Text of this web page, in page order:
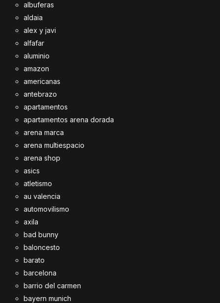
albuferas
aldaia
alex y javi
alfafar
aluminio
amazon
americanas
antebrazo
apartamentos
apartamentos arena dorada
arena marca
arena multiespacio
arena shop
asics
atletismo
au valencia
automovilismo
axila
bad bunny
baloncesto
barato
barcelona
barrio del carmen
bayern munich